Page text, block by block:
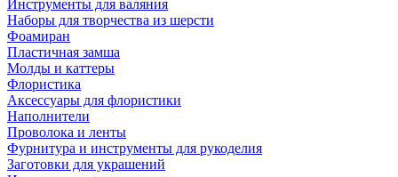
Инструменты для валяния
Наборы для творчества из шерсти
Фоамиран
Пластичная замша
Молды и каттеры
Флористика
Аксессуары для флористики
Наполнители
Проволока и ленты
Фурнитура и инструменты для рукоделия
Заготовки для украшений